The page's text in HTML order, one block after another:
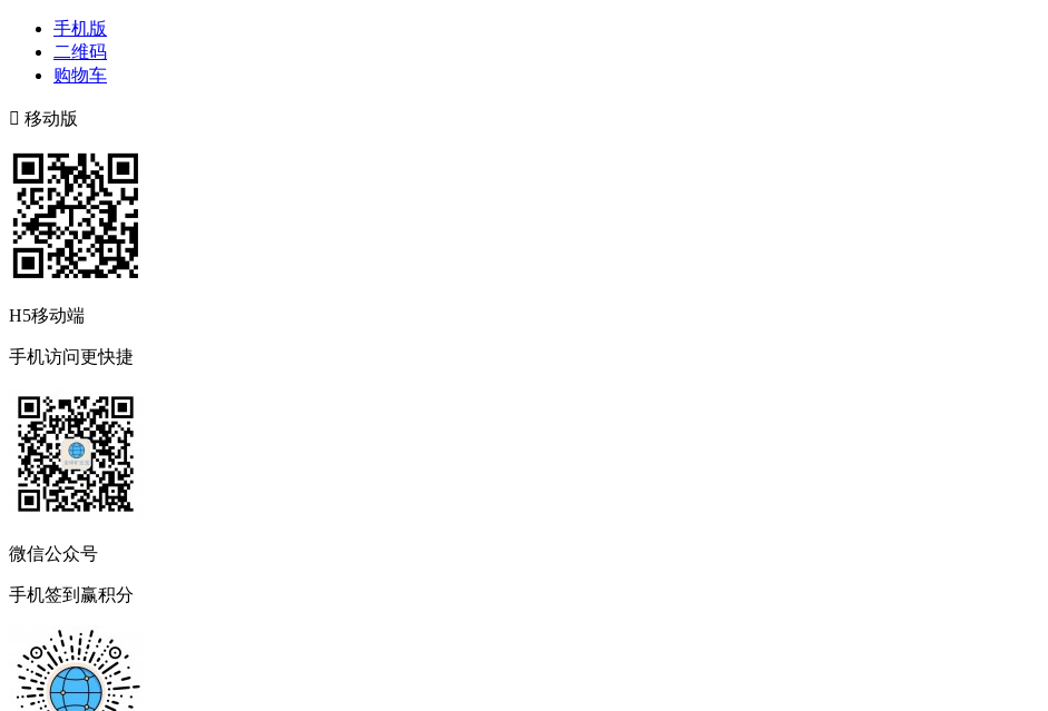
手机版
二维码
购物车
 移动版
H5移动端
手机访问更快捷
微信公众号
手机签到赢积分